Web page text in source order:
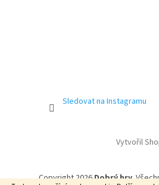
Sledovat na Instagramu
Vytvořil
Copyright 2026Dobrý hry.